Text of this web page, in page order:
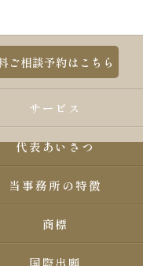
ご相談予約はこちら
サービス
代表あいさつ
当事務所の特徴
商標
国際出願